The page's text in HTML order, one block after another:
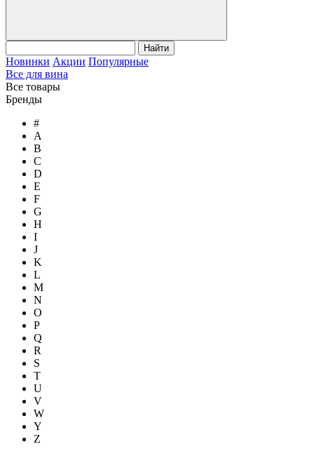
Найти
Новинки Акции Популярные
Все для вина
Все товары
Бренды
#
A
B
C
D
E
F
G
H
I
J
K
L
M
N
O
P
Q
R
S
T
U
V
W
Y
Z